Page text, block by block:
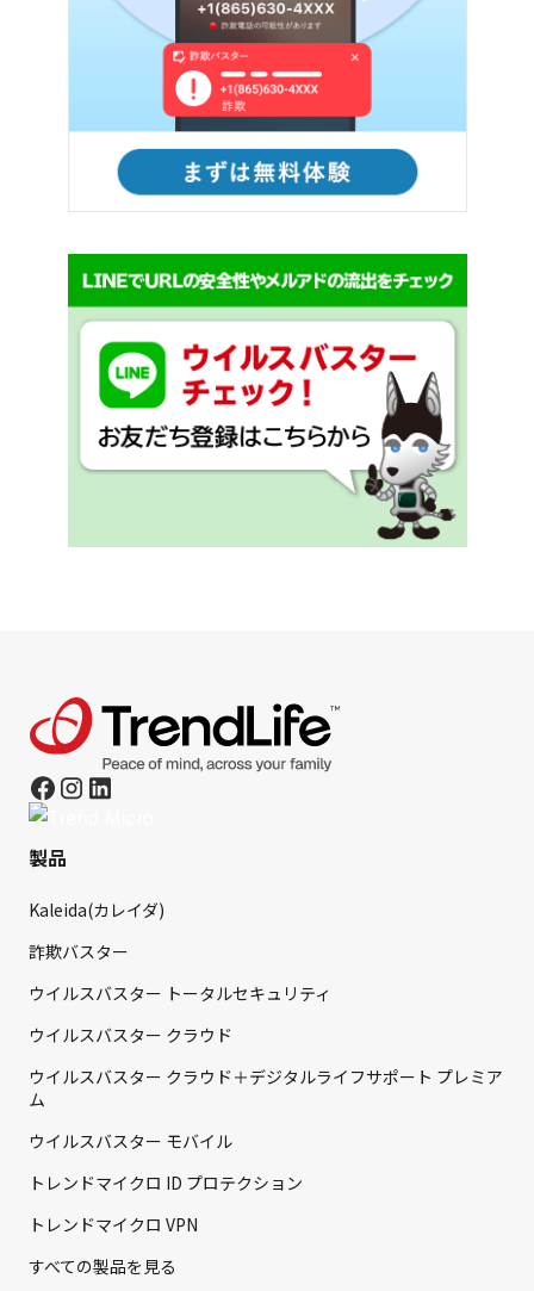
製品
Kaleida(カレイダ)
詐欺バスター
ウイルスバスター トータルセキュリティ
ウイルスバスター クラウド
ウイルスバスター クラウド＋デジタルライフサポート プレミア
ム
ウイルスバスター モバイル
トレンドマイクロ ID プロテクション
トレンドマイクロ VPN
すべての製品を見る